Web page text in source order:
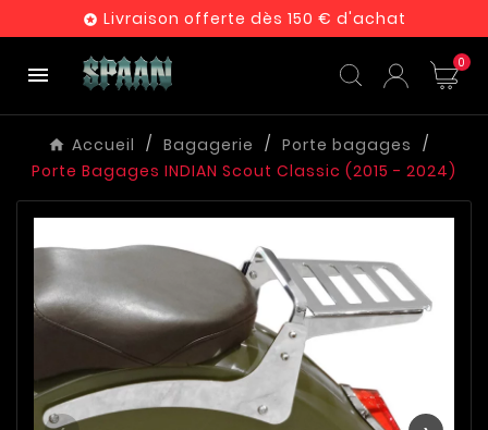
 Livraison offerte dès 150 € d'achat
 0
Accueil Bagagerie
Porte bagages
Porte Bagages INDIAN Scout Classic (2015 - 2024)